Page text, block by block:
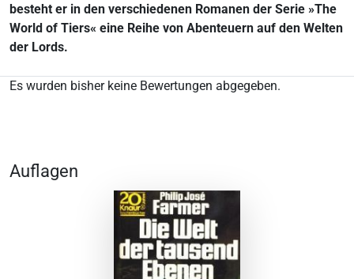
besteht er in den verschiedenen Romanen der Serie »The
World of Tiers« eine Reihe von Abenteuern auf den Welten
der Lords.
Es wurden bisher keine Bewertungen abgegeben.
Auflagen